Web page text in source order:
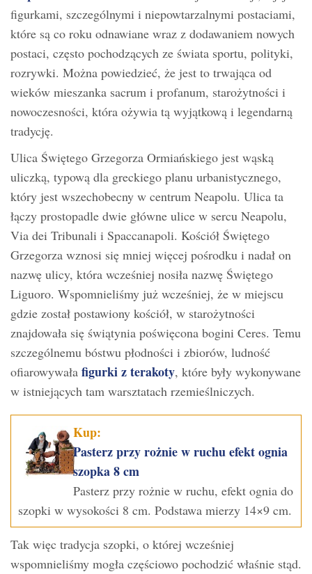
figurkami, szczególnymi i niepowtarzalnymi postaciami,
które są co roku odnawiane wraz z dodawaniem nowych
postaci, często pochodzących ze świata sportu, polityki,
rozrywki. Można powiedzieć, że jest to trwająca od
wieków mieszanka sacrum i profanum, starożytności i
nowoczesności, która ożywia tą wyjątkową i legendarną
tradycję.
Ulica Świętego Grzegorza Ormiańskiego jest wąską
uliczką, typową dla greckiego planu urbanistycznego,
który jest wszechobecny w centrum Neapolu. Ulica ta
łączy prostopadle dwie główne ulice w sercu Neapolu,
Via dei Tribunali i Spaccanapoli. Kościół Świętego
Grzegorza wznosi się mniej więcej pośrodku i nadał on
nazwę ulicy, która wcześniej nosiła nazwę Świętego
Liguoro. Wspomnieliśmy już wcześniej, że w miejscu
gdzie został postawiony kościół, w starożytności
znajdowała się świątynia poświęcona bogini Ceres. Temu
szczególnemu bóstwu płodności i zbiorów, ludność
ofiarowywała figurki z terakoty, które były wykonywane
w istniejących tam warsztatach rzemieślniczych.
Kup:
Pasterz przy rożnie w ruchu efekt ognia
szopka 8 cm
Pasterz przy rożnie w ruchu, efekt ognia do
szopki w wysokości 8 cm. Podstawa mierzy 14×9 cm.
Tak więc tradycja szopki, o której wcześniej
wspomnieliśmy mogła częściowo pochodzić właśnie stąd.